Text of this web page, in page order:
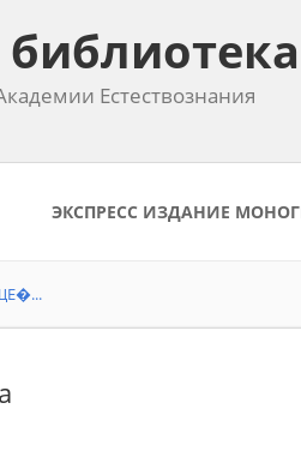
Естествознания
ЭКСПРЕСС ИЗДАНИЕ